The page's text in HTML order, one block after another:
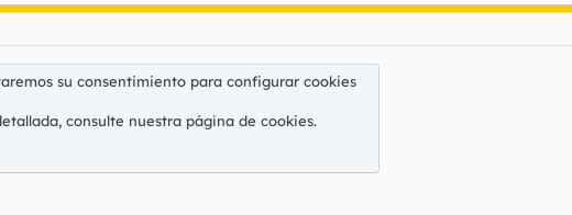
su consentimiento para configurar cookies
consulte nuestra página de cookies.